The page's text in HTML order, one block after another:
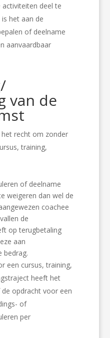
deel te
het aan de
of deelname
aanvaardbaar
van de
recht om zonder
training,
of deelname
weigeren dan wel de
coachee
de
op terugbetaling
aan
bedrag.
een cursus, training,
heeft het
opdracht voor een
of
per